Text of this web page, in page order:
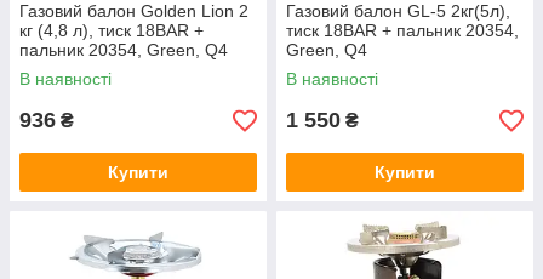
Газовий балон Golden Lion 2
кг (4,8 л), тиск 18BAR +
пальник 20354, Green, Q4
В наявності
936 ₴
Купити
Газовий балон GL-5 2кг(5л),
тиск 18BAR + пальник 20354,
Green, Q4
В наявності
1 550 ₴
Купити